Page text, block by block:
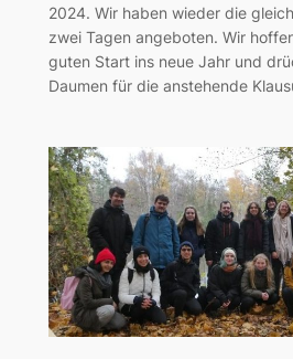
2024. Wir haben wieder die
zwei Tagen angeboten. Wir
guten Start ins neue Jahr und
Daumen für die anstehende